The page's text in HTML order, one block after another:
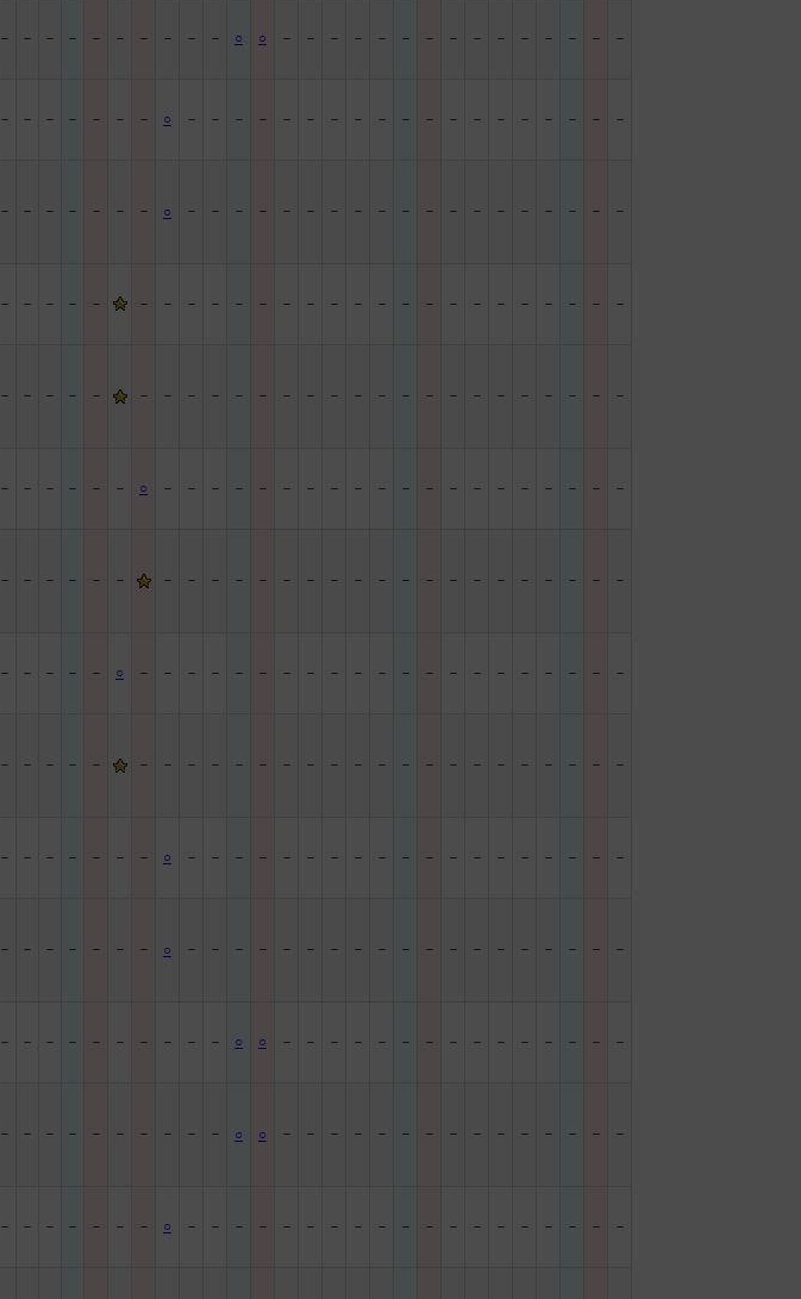
－ － － － － － － － － － ○ ○ － － － － － － － － － － － － － － －
－ － － － － － － ○ － － － － － － － － － － － － － － － － － － －
－ － － － － － － ○ － － － － － － － － － － － － － － － － － － －
－ － － － － － － － － － － － － － － － － － － － － － － － － －
－ － － － － － － － － － － － － － － － － － － － － － － － － －
－ － － － － － ○ － － － － － － － － － － － － － － － － － － － －
－ － － － － － － － － － － － － － － － － － － － － － － － － －
－ － － － － ○ － － － － － － － － － － － － － － － － － － － － －
－ － － － － － － － － － － － － － － － － － － － － － － － － －
－ － － － － － － ○ － － － － － － － － － － － － － － － － － － －
－ － － － － － － ○ － － － － － － － － － － － － － － － － － － －
－ － － － － － － － － － ○ ○ － － － － － － － － － － － － － － －
－ － － － － － － － － － ○ ○ － － － － － － － － － － － － － － －
－ － － － － － － ○ － － － － － － － － － － － － － － － － － － －